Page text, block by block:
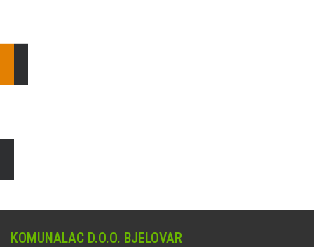
KOMUNALAC D.O.O. BJELOVAR